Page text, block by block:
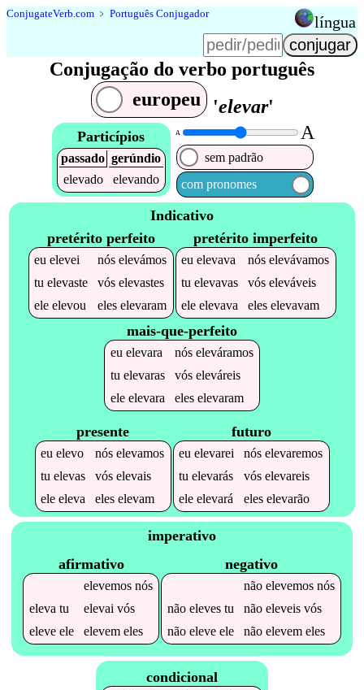
ConjugateVerb.com ﹥ Português Conjugador língua
Conjugação do verbo português
europeu
'elevar'
Particípios
passado gerúndio
elevado
elevando
A A
sem padrão
com pronomes
Indicativo
pretérito perfeito
euelevei nóselevámos
tuelevaste vóselevastes
eleelevou eleselevaram
pretérito imperfeito
euelevava nóselevávamos
tuelevavas vóseleváveis
eleelevava eleselevavam
mais-que-perfeito
eu elevara nós eleváramos
tu elevaras vós eleváreis
ele elevara eles elevaram
presente
euelevo nóselevamos
tuelevas vóselevais
eleeleva eleselevam
futuro
euelevarei nóselevaremos
tuelevarás vóselevareis
eleelevará eleselevarão
imperativo
afirmativo
elevemosnós
eleva tu elevai vós
eleveele elevemeles
negativo
não elevemosnós
não elevestu não eleveisvós
não eleveele não elevemeles
condicional